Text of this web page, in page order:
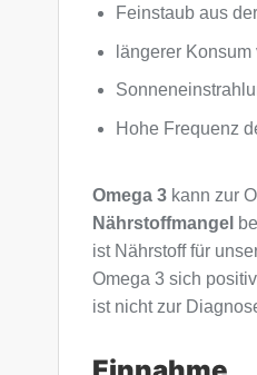
Feinstaub aus
längerer
Hohe Frequenz
Omega 3 kann zur
Nährstoffmangel
ist Nährstoff für
Omega 3 sich
ist nicht zur